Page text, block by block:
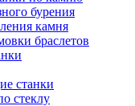
бурения
камня
браслетов
станки
стеклу